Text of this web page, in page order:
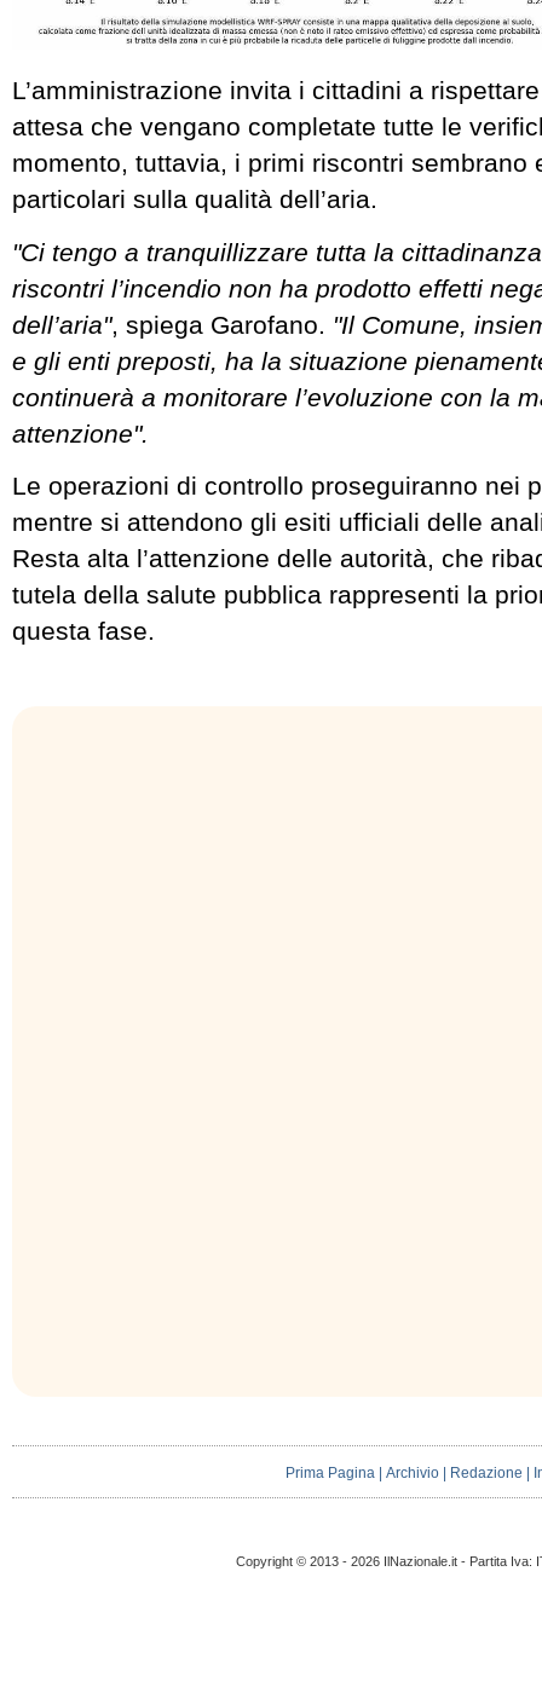
L’amministrazione invita i cittadini a
attesa che vengano completate tutte le
momento, tuttavia, i primi riscontri sembrano
particolari sulla qualità dell’aria.
"Ci tengo a tranquillizzare tutta la
riscontri l’incendio non ha prodotto effetti
dell’aria", spiega Garofano. "Il Comune,
e gli enti preposti, ha la situazione
continuerà a monitorare l’evoluzione con la
attenzione".
Le operazioni di controllo proseguiranno nei
mentre si attendono gli esiti ufficiali delle
Resta alta l’attenzione delle autorità, che
tutela della salute pubblica rappresenti la
questa fase.
Prima Pagina |Archivio | Redazione |
Copyright © 2013 - 2026 IlNazionale.it - Partita Iva: